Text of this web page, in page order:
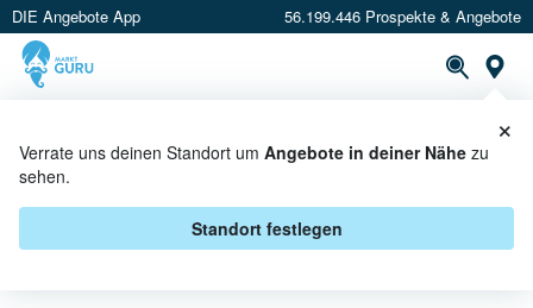
DIE Angebote App 56.199.446 Prospekte & Angebote
Verrate uns deinen Standort um Angebote in deiner Nähe zu
sehen.
Standort festlegen
×
GARTENKRONE ANGEBOTE &